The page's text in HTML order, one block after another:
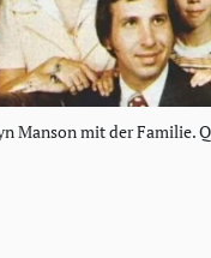
Manson mit der Familie.